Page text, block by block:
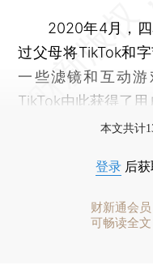
2020年4月，四
过父母将TikTok和
一些滤镜和互动游
TikTok由此获得了用
本文共计
登录 后
财新通会员
可畅读全文